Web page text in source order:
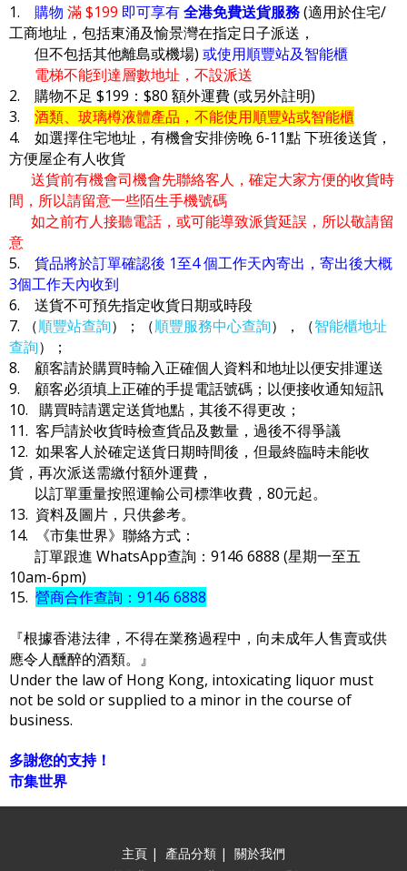
1. 購物 滿 $199 即可享有全港免費送貨服務(適用於住宅/
工商地址，包括東涌及愉景灣在指定日子派送，
但不包括其他離島或機場) 或使用順豐站及智能櫃
電梯不能到達層數地址，不設派送
2. 購物不足 $199：$80 額外運費 (或另外註明)
3. 酒類、玻璃樽液體產品，不能使用順豐站或智能櫃
4. 如選擇住宅地址，有機會安排傍晚 6-11點 下班後送貨，
方便屋企有人收貨
送貨前有機會司機會先聯絡客人，確定大家方便的收貨時
間，所以請留意一些陌生手機號碼
如之前冇人接聽電話，或可能導致派貨延誤，所以敬請留
意
5. 貨品將於訂單確認後 1至4 個工作天內寄出，寄出後大概
3個工作天內收到
6. 送貨不可預先指定收貨日期或時段
7. （順豐站查詢）；（順豐服務中心查詢），（智能櫃地址
查詢）；
8. 顧客請於購買時輸入正確個人資料和地址以便安排運送
9. 顧客必須填上正確的手提電話號碼；以便接收通知短訊
10. 購買時請選定送貨地點，其後不得更改；
11. 客戶請於收貨時檢查貨品及數量，過後不得爭議
12. 如果客人於確定送貨日期時間後，但最終臨時未能收
貨，再次派送需繳付額外運費，
以訂單重量按照運輸公司標準收費，80元起。
13. 資料及圖片，只供參考。
14. 《市集世界》聯絡方式：
訂單跟進 WhatsApp查詢：9146 6888 (星期一至五
10am-6pm)
15. 營商合作查詢：9146 6888
『根據香港法律，不得在業務過程中，向未成年人售賣或供
應令人醺醉的酒類。』
Under the law of Hong Kong, intoxicating liquor must
not be sold or supplied to a minor in the course of
business.
多謝您的支持！
市集世界
主頁 | 產品分類 | 關於我們